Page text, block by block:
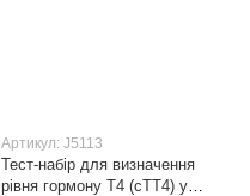
Артикул: J5113
Тест-набір для визначення
рівня гормону T4 (cTT4) у